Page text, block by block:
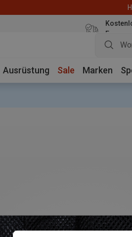
Euro
Ausrüstung Sale Marken